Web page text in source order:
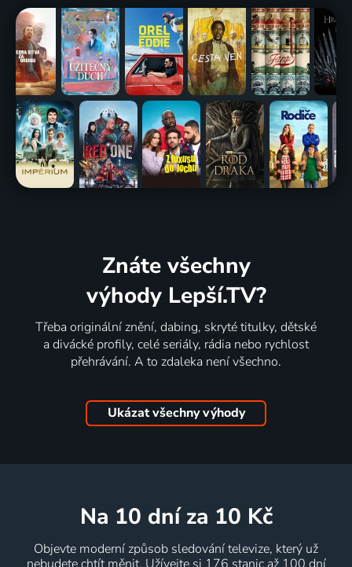
Znáte všechny
výhody Lepší.TV?
Třeba originální znění, dabing, skryté titulky, dětské
a divácké profily, celé seriály, rádia nebo rychlost
přehrávání. A to zdaleka není všechno.
Ukázat všechny výhody
na 10 dní za 10 Kč
Objevte moderní způsob sledování televize, který už